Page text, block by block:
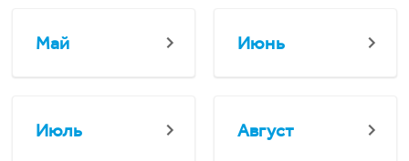
Май Июнь
Июль Август